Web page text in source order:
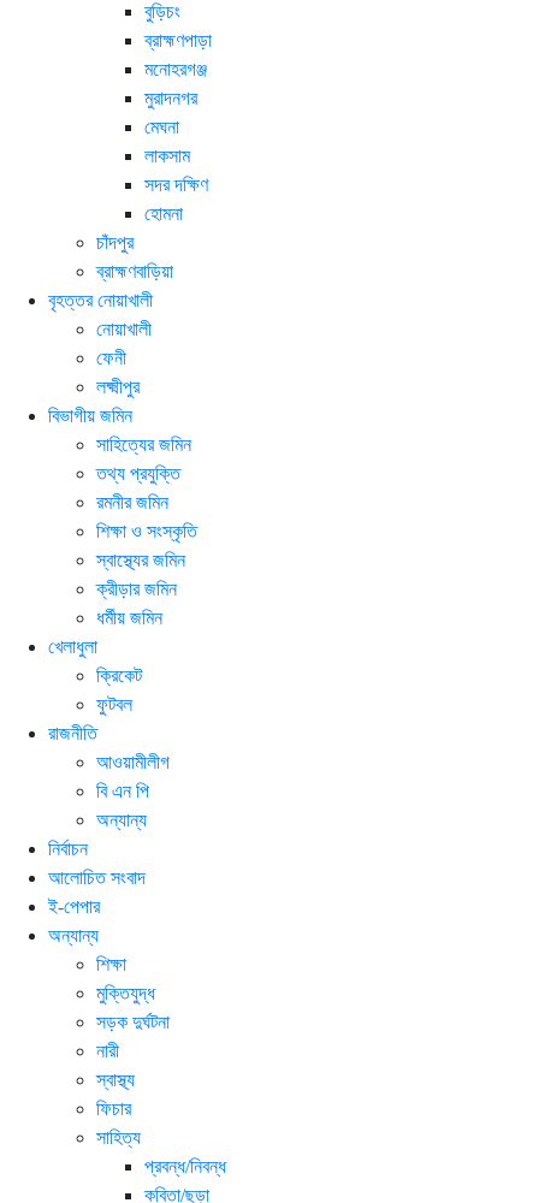
বুড়িচং
ব্রাহ্মণপাড়া
মনোহরগঞ্জ
মুরাদনগর
মেঘনা
লাকসাম
সদর দক্ষিণ
হোমনা
চাঁদপুর
ব্রাহ্মণবাড়িয়া
বৃহত্তর নোয়াখালী
নোয়াখালী
ফেনী
লক্ষ্মীপুর
বিভাগীয় জমিন
সাহিত্যের জমিন
তথ্য প্রযুক্তি
রমনীর জমিন
শিক্ষা ও সংস্কৃতি
স্বাস্থ্যের জমিন
ক্রীড়ার জমিন
ধর্মীয় জমিন
খেলাধুলা
ক্রিকেট
ফুটবল
রাজনীতি
আওয়ামীলীগ
বি এন পি
অন্যান্য
নির্বাচন
আলোচিত সংবাদ
ই-পেপার
অন্যান্য
শিক্ষা
মুক্তিযুদ্ধ
সড়ক দুর্ঘটনা
নারী
স্বাস্থ্য
ফিচার
সাহিত্য
প্রবন্ধ/নিবন্ধ
কবিতা/ছড়া